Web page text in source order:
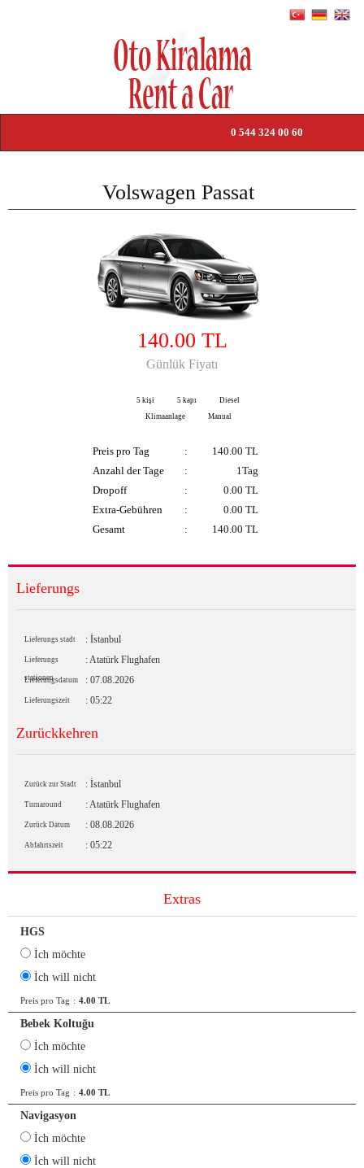
PREISLISTE
ÜBERTRAGEN
MIETBEDINGUNGEN
WIR ÜBER UNS
KOMMUNIKATION
0 544 324 00 60
Volswagen Passat
140.00 TL
Günlük Fiyatı
5 kişi 5 kapı
Diesel
Klimaanlage
Manual
Preis pro Tag : 140.00 TL
Anzahl der Tage
:
1Tag
Dropoff
:
0.00 TL
Extra-Gebühren
: 0.00 TL
Gesamt
: 140.00 TL
Lieferungs
Lieferungs stadt : İstanbul
Lieferungs
stationen
: Atatürk Flughafen
Lieferungsdatum : 07.08.2026
Lieferungszeit : 05:22
Zurückkehren
Zurück zur Stadt : İstanbul
Turnaround : Atatürk Flughafen
Zurück Datum : 08.08.2026
Abfahrtszeit : 05:22
Extras
HGS
İch möchte
İch will nicht
Preis pro Tag : 4.00 TL
Bebek Koltuğu
İch möchte
İch will nicht
Preis pro Tag : 4.00 TL
Navigasyon
İch möchte
İch will nicht